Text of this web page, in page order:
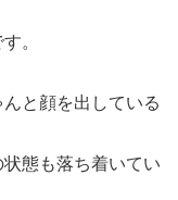
。
と顔を出している
態も落ち着いてい